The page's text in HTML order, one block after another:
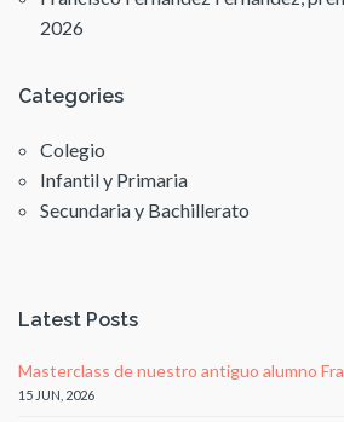
2026
Categories
Colegio
Infantil y Primaria
Secundaria y Bachillerato
Latest Posts
Masterclass de nuestro antiguo alumno
15 JUN, 2026